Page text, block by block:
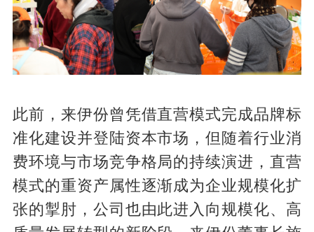
此前，来伊份曾凭借直营模式完成品牌标
准化建设并登陆资本市场，但随着行业消
费环境与市场竞争格局的持续演进，直营
模式的重资产属性逐渐成为企业规模化扩
张的掣肘，公司也由此进入向规模化、高